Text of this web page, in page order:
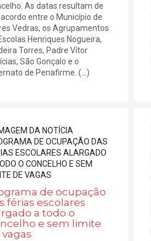
As datas resultam de
entre o Município de
Vedras, os Agrupamentos
Henriques Nogueira,
Torres, Padre Vítor
São Gonçalo e o
de Penafirme. (...)
de ocupação
férias escolares
a todo o
e sem limite